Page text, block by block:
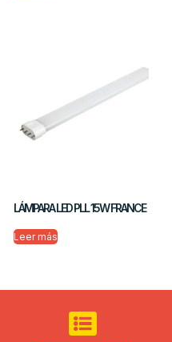
LÁMPARA LED PLL 15W FRANCE
Leer más